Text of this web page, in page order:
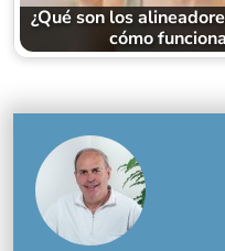
¿Qué son los
cómo